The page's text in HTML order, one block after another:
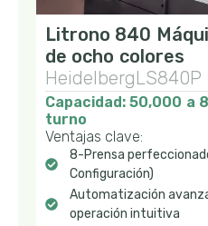
Litrono 840
de ocho colores
HeidelbergLS840P
Capacidad: 50,000 a
turno
Ventajas clave:
8-Prensa
Configuración)
Automatización
operación intuitiva